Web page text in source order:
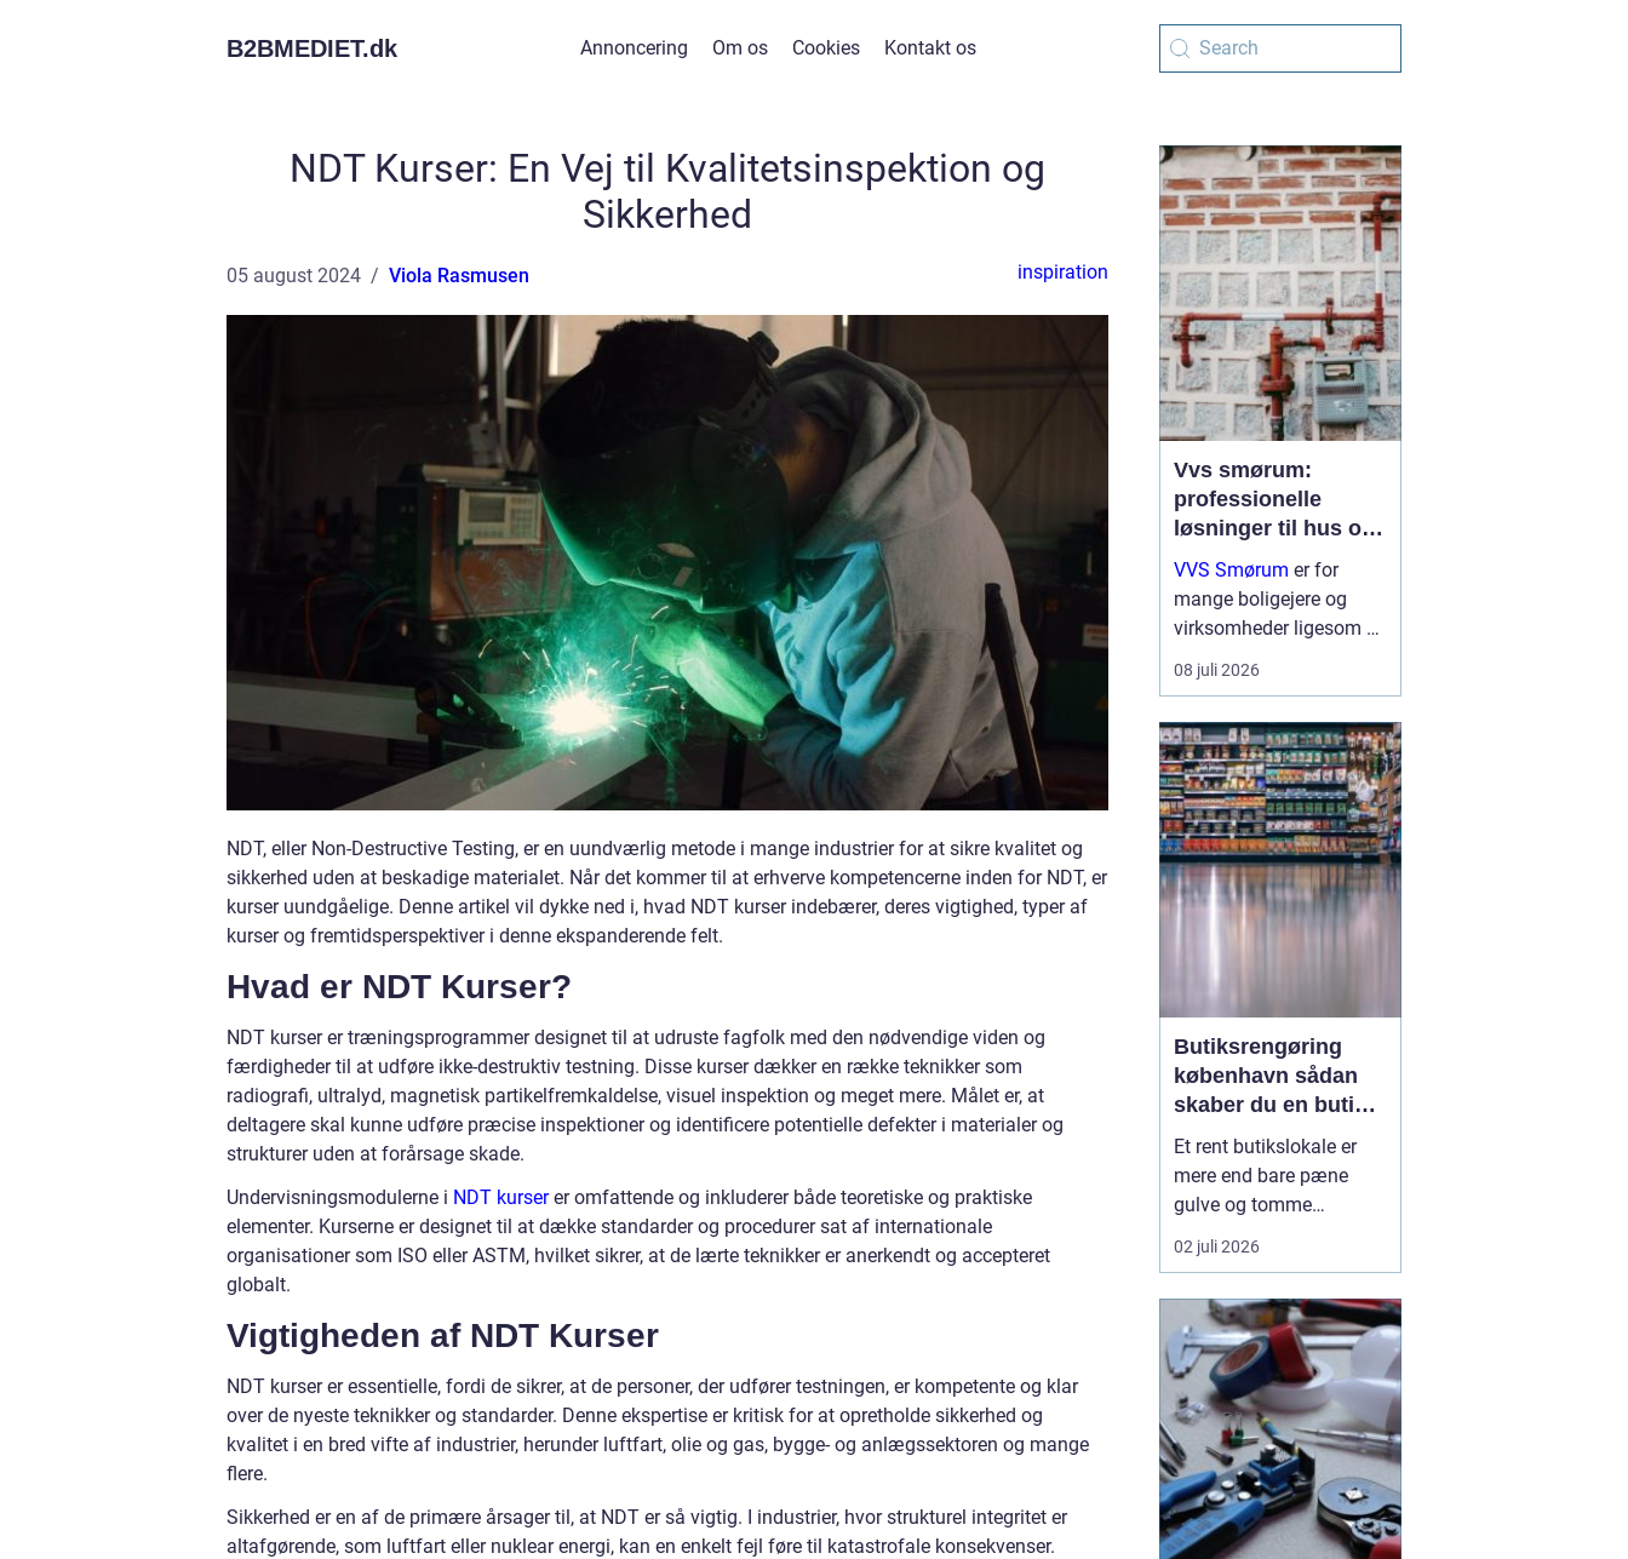
B2BMEDIET.dk Annoncering Om os Cookies Kontakt os
NDT Kurser: En Vej til Kvalitetsinspektion og
Sikkerhed
05 august 2024 Viola Rasmusen inspiration
NDT, eller Non-Destructive Testing, er en uundværlig metode i mange industrier for at sikre kvalitet og
sikkerhed uden at beskadige materialet. Når det kommer til at erhverve kompetencerne inden for NDT, er
kurser uundgåelige. Denne artikel vil dykke ned i, hvad NDT kurser indebærer, deres vigtighed, typer af
kurser og fremtidsperspektiver i denne ekspanderende felt.
Hvad er NDT Kurser?
NDT kurser er træningsprogrammer designet til at udruste fagfolk med den nødvendige viden og
færdigheder til at udføre ikke-destruktiv testning. Disse kurser dækker en række teknikker som
radiografi, ultralyd, magnetisk partikelfremkaldelse, visuel inspektion og meget mere. Målet er, at
deltagere skal kunne udføre præcise inspektioner og identificere potentielle defekter i materialer og
strukturer uden at forårsage skade.
Undervisningsmodulerne i NDT kurserer omfattende og inkluderer både teoretiske og praktiske
elementer. Kurserne er designet til at dække standarder og procedurer sat af internationale
organisationer som ISO eller ASTM, hvilket sikrer, at de lærte teknikker er anerkendt og accepteret
globalt.
Vigtigheden af NDT Kurser
NDT kurser er essentielle, fordi de sikrer, at de personer, der udfører testningen, er kompetente og klar
over de nyeste teknikker og standarder. Denne ekspertise er kritisk for at opretholde sikkerhed og
kvalitet i en bred vifte af industrier, herunder luftfart, olie og gas, bygge- og anlægssektoren og mange
flere.
Sikkerhed er en af de primære årsager til, at NDT er så vigtig. I industrier, hvor strukturel integritet er
altafgørende, som luftfart eller nuklear energi, kan en enkelt fejl føre til katastrofale konsekvenser.
Vvs smørum:
professionelle
løsninger til hus og
erhverv
VVS Smørum er for
mange boligejere og
virksomheder ligesom en
tryg livline, når vand,
varme eller afløb driller.
kun om rør og ventiler,
men om sikkerhed,
komfort og en ...
08 juli 2026
Butiksrengøring
københavn sådan
skaber du en butik,
kunderne har lyst til
at komme tilbage til
Et rent butikslokale er
mere end bare pæne
gulve og tomme
skraldespande.
Rengøringen påvirker
førstehåndsindtryk, hvor
længe de bliver i
butikken, og om de
vælger at komme igen.
Særligt i en
konkurrencepræget by
som København kan
målrettet ...
02 juli 2026